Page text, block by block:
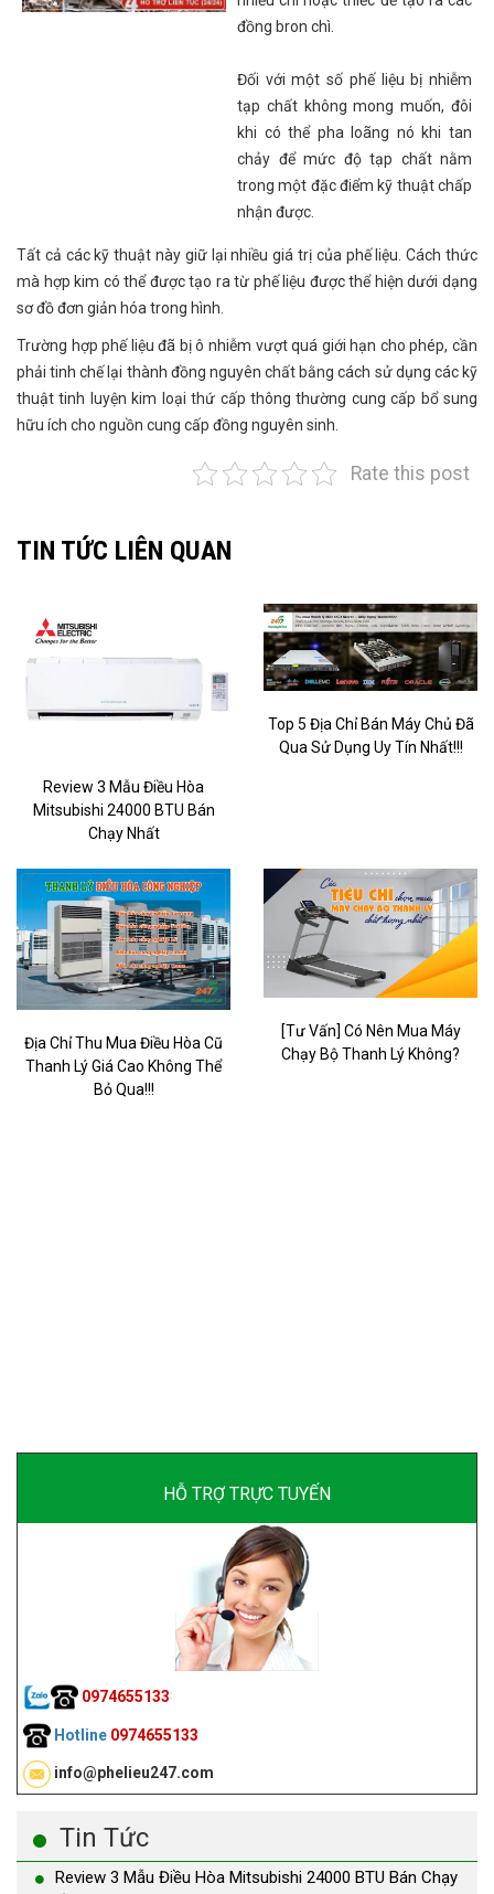
đồng bron chì.
Đối với một số phế liệu bị nhiễm
tạp chất không mong muốn, đôi
khi có thể pha loãng nó khi tan
chảy để mức độ tạp chất nằm
trong một đặc điểm kỹ thuật chấp
nhận được.
Tất cả các kỹ thuật này giữ lại nhiều giá trị của phế liệu. Cách thức
mà hợp kim có thể được tạo ra từ phế liệu được thể hiện dưới dạng
sơ đồ đơn giản hóa trong hình.
Trường hợp phế liệu đã bị ô nhiễm vượt quá giới hạn cho phép, cần
phải tinh chế lại thành đồng nguyên chất bằng cách sử dụng các kỹ
thuật tinh luyện kim loại thứ cấp thông thường cung cấp bổ sung
hữu ích cho nguồn cung cấp đồng nguyên sinh.
Rate this post
TIN TỨC LIÊN QUAN
Review 3 Mẫu Điều Hòa
Mitsubishi 24000 BTU Bán
Chạy Nhất
Top 5 Địa Chỉ Bán Máy Chủ Đã
Qua Sử Dụng Uy Tín Nhất!!!
Địa Chỉ Thu Mua Điều Hòa Cũ
Thanh Lý Giá Cao Không Thể
Bỏ Qua!!!
[Tư Vấn] Có Nên Mua Máy
Chạy Bộ Thanh Lý Không?
HỖ TRỢ TRỰC TUYẾN
0974655133
Hotline 0974655133
info@phelieu247.com
Tin Tức
Review 3 Mẫu Điều Hòa Mitsubishi 24000 BTU Bán Chạy